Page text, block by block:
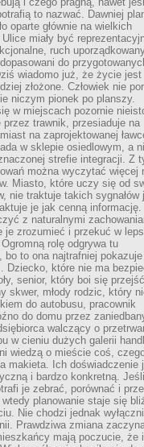
to nazwać. Dawniej
oparte głównie na wielkich
Ulice miały być
ruch
do
wiadomo już, że życie jest
złożone. Człowiek nie
niczym pionek po planszy.
w miejscach pozornie
przez trawnik, przesiaduje na
na zaprojektowanej
w sklepie osiedlowym, a
strefie integracji. Z
można wyczytać więcej
Miasto, które uczy się od
nie traktuje takich sygnałów
je jak cenną informację.
z naturalnymi
je zrozumieć i przekuć w
rolę odgrywa tu
bo to ona najtrafniej pokazuje
Dziecko, które nie ma
senior, który boi się
skwer, młody rodzic, który
do autobusu, pracownik
do domu przez
walczący o
w cieniu dużych galerii
wiedzą o mieście coś,
makieta. Ich doświadczenie
i bardzo konkretną. Jeśli
je zebrać, porównać i
wtedy planowanie staje się
Nie chodzi jednak
Prawdziwa zmiana
mają poczucie, że